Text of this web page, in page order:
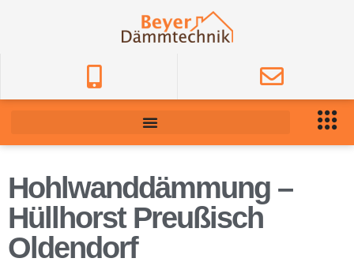
Hohlwanddämmung –
Hüllhorst Preußisch
Oldendorf